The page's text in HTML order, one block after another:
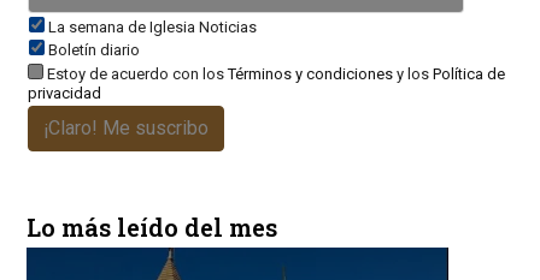
La semana de Iglesia Noticias
Boletín diario
Estoy de acuerdo con losTérminos y condicionesy los Política de
privacidad
¡Claro! Me suscribo
Lo más leído del mes